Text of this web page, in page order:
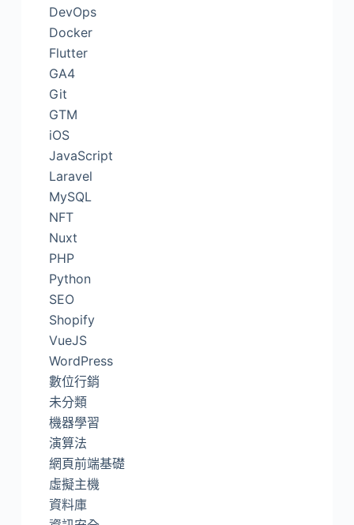
DevOps
Docker
Flutter
GA4
Git
GTM
iOS
JavaScript
Laravel
MySQL
NFT
Nuxt
PHP
Python
SEO
Shopify
VueJS
WordPress
數位行銷
未分類
機器學習
演算法
網頁前端基礎
虛擬主機
資料庫